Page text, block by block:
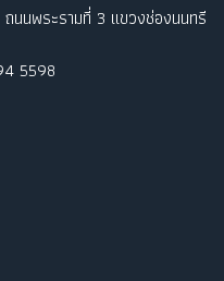
นนพระรามที่ 3 แขวงช่องนนทรี
5598